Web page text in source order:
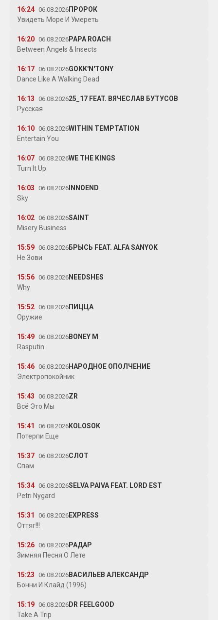
16:24 06.08.2026 ПРОРОК
Увидеть Море И Умереть
16:20 06.08.2026 PAPA ROACH
Between Angels & Insects
16:17 06.08.2026GOKK'N'TONY
Dance Like A Walking Dead
16:13 06.08.202625_17 FEAT. ВЯЧЕСЛАВ БУТУСОВ
Русская
16:10 06.08.2026WITHIN TEMPTATION
Entertain You
16:07 06.08.2026WE THE KINGS
Turn It Up
16:03 06.08.2026 INNOEND
Sky
16:02 06.08.2026SAINT
Misery Business
15:59 06.08.2026 БРЫСЬ FEAT. ALFA SANYOK
Не Зови
15:56 06.08.2026 NEEDSHES
Why
15:52 06.08.2026 ПИЦЦА
Оружие
15:49 06.08.2026 BONEY M
Rasputin
15:46 06.08.2026 НАРОДНОЕ ОПОЛЧЕНИЕ
Электропокойник
15:43 06.08.2026ZR
Всё Это Мы
15:41 06.08.2026 KOLOSOK
Потерпи Еще
15:37 06.08.2026СЛОТ
Спам
15:34 06.08.2026SELVA PAIVA FEAT. LORD EST
Petri Nygard
15:31 06.08.2026 EXPRESS
Оттяг!!!
15:26 06.08.2026 РАДАР
Зимняя Песня О Лете
15:23 06.08.2026 ВАСИЛЬЕВ АЛЕКСАНДР
Бонни И Клайд (1996)
15:19 06.08.2026 DR FEELGOOD
Take A Trip